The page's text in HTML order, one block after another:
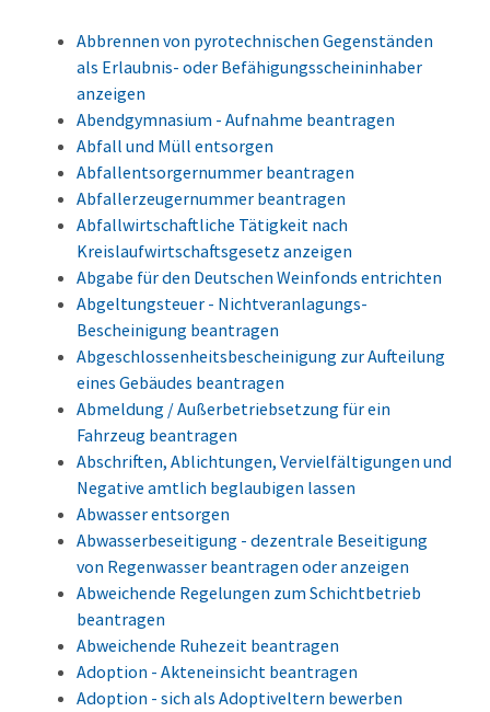
Abbrennen von pyrotechnischen Gegenständen
als Erlaubnis- oder Befähigungsscheininhaber
anzeigen
Abendgymnasium - Aufnahme beantragen
Abfall und Müll entsorgen
Abfallentsorgernummer beantragen
Abfallerzeugernummer beantragen
Abfallwirtschaftliche Tätigkeit nach
Kreislaufwirtschaftsgesetz anzeigen
Abgabe für den Deutschen Weinfonds entrichten
Abgeltungsteuer - Nichtveranlagungs-
Bescheinigung beantragen
Abgeschlossenheitsbescheinigung zur Aufteilung
eines Gebäudes beantragen
Abmeldung / Außerbetriebsetzung für ein
Fahrzeug beantragen
Abschriften, Ablichtungen, Vervielfältigungen und
Negative amtlich beglaubigen lassen
Abwasser entsorgen
Abwasserbeseitigung - dezentrale Beseitigung
von Regenwasser beantragen oder anzeigen
Abweichende Regelungen zum Schichtbetrieb
beantragen
Abweichende Ruhezeit beantragen
Adoption - Akteneinsicht beantragen
Adoption - sich als Adoptiveltern bewerben